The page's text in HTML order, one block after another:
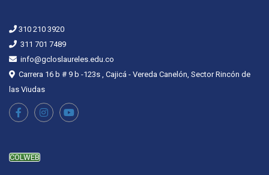
310 210 3920
311 701 7489
info@gcloslaureles.edu.co
Carrera 16 b # 9 b -123s , Cajicá - Vereda Canelón, Sector Rincón de
las Viudas
COLWEB